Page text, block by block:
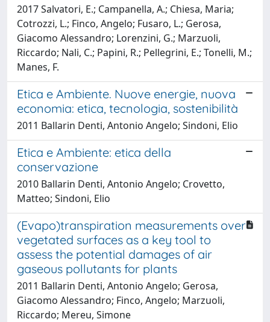
2017 Salvatori, E.; Campanella, A.; Chiesa, Maria;
Cotrozzi, L.; Finco, Angelo; Fusaro, L.; Gerosa,
Giacomo Alessandro; Lorenzini, G.; Marzuoli,
Riccardo; Nali, C.; Papini, R.; Pellegrini, E.; Tonelli, M.;
Manes, F.
Etica e Ambiente. Nuove energie, nuova
economia: etica, tecnologia, sostenibilità
2011 Ballarin Denti, Antonio Angelo; Sindoni, Elio
Etica e Ambiente: etica della
conservazione
2010 Ballarin Denti, Antonio Angelo; Crovetto,
Matteo; Sindoni, Elio
(Evapo)transpiration measurements over
vegetated surfaces as a key tool to
assess the potential damages of air
gaseous pollutants for plants
2011 Ballarin Denti, Antonio Angelo; Gerosa,
Giacomo Alessandro; Finco, Angelo; Marzuoli,
Riccardo; Mereu, Simone